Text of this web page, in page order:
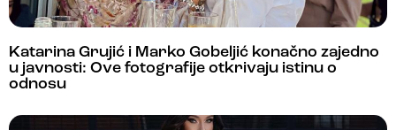
Katarina Grujić i Marko Gobeljić konačno zajedno
u javnosti: Ove fotografije otkrivaju istinu o
odnosu